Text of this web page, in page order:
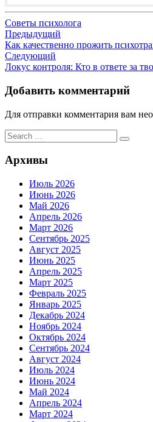
Советы психолога
Навигация
по
записям
Предыдущий
Как качественно прожить
Следующий
Локус контроля: Кто в ответе за
Добавить комментарий
Для отправки комментария вам
Search
for:
Search
Архивы
Июль 2026
Июнь 2026
Май 2026
Апрель 2026
Март 2026
Сентябрь 2025
Август 2025
Июнь 2025
Апрель 2025
Март 2025
Февраль 2025
Январь 2025
Декабрь 2024
Ноябрь 2024
Октябрь 2024
Сентябрь 2024
Август 2024
Июль 2024
Июнь 2024
Май 2024
Апрель 2024
Март 2024